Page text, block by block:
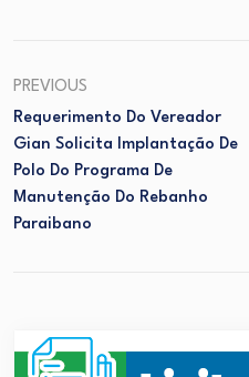
PREVIOUS
Requerimento Do Vereador
Gian Solicita Implantação De
Polo Do Programa De
Manutenção Do Rebanho
Paraibano